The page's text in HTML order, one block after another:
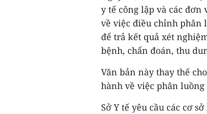
y tế công lập và các
về việc điều chỉnh phân
để trả kết quả xét
bệnh, chẩn đoán, thu
Văn bản này thay thế
hành về việc phân luồng
Sở Y tế yêu cầu các cơ